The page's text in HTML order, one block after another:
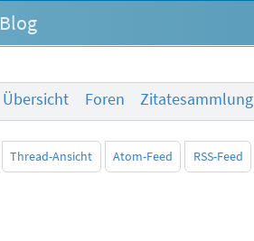
Blog
Übersicht Foren Zitatesammlung
Thread-Ansicht Atom-Feed RSS-Feed